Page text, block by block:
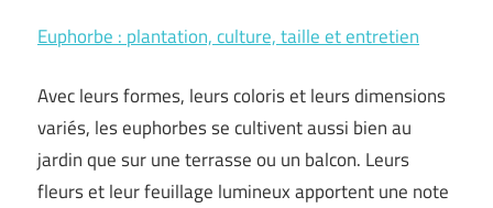
Euphorbe : plantation, culture, taille et entretien
Avec leurs formes, leurs coloris et leurs dimensions
variés, les euphorbes se cultivent aussi bien au
jardin que sur une terrasse ou un balcon. Leurs
fleurs et leur feuillage lumineux apportent une note